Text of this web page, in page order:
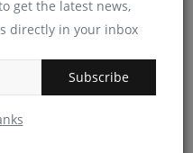
get the latest news,
directly in your inbox
Subscribe